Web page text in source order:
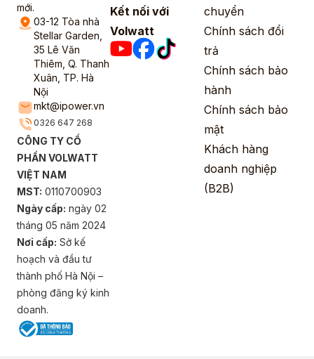
mới.
03-12 Tòa nhà
Stellar Garden,
35 Lê Văn
Thiêm, Q. Thanh
Xuân, TP. Hà
Nội
mkt@ipower.vn
0326 647 268
CÔNG TY CỔ
PHẦN VOLWATT
VIỆT NAM
MST: 0110700903
Ngày cấp: ngày 02
tháng 05 năm 2024
Nơi cấp: Sở kế
hoạch và đầu tư
thành phố Hà Nội –
phòng đăng ký kinh
doanh.
Kết nối với
Volwatt
chuyển
Chính sách đổi
trả
Chính sách bảo
hành
Chính sách bảo
mật
Khách hàng
doanh nghiệp
(B2B)